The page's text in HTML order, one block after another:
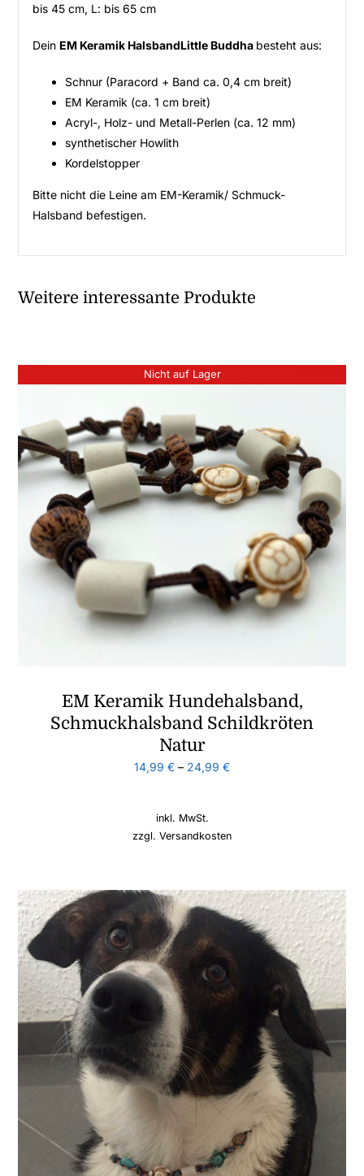
bis 45 cm, L: bis 65 cm
Dein EM Keramik HalsbandLittle Buddha besteht aus:
Schnur (Paracord + Band ca. 0,4 cm breit)
EM Keramik (ca. 1 cm breit)
Acryl-, Holz- und Metall-Perlen (ca. 12 mm)
synthetischer Howlith
Kordelstopper
Bitte nicht die Leine am EM-Keramik/ Schmuck-
Halsband befestigen.
Weitere interessante Produkte
Nicht auf Lager
EM Keramik Hundehalsband,
Schmuckhalsband Schildkröten
Natur
14,99 € – 24,99 €
inkl. MwSt.
zzgl. Versandkosten